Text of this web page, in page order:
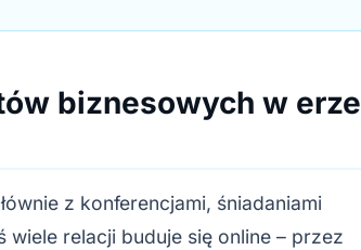
biznesowych w erze
z konferencjami, śniadaniami
relacji buduje się online – przez